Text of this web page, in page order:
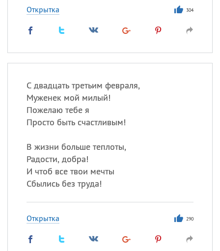
Открытка 304
С двадцать третьим февраля,
Муженек мой милый!
Пожелаю тебе я
Просто быть счастливым!
В жизни больше теплоты,
Радости, добра!
И чтоб все твои мечты
Сбылись без труда!
Открытка 290